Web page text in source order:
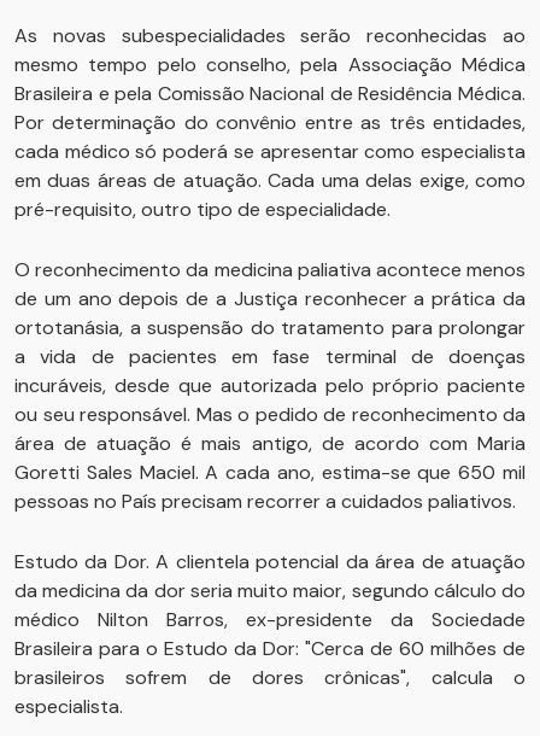
As novas subespecialidades serão reconhecidas ao
mesmo tempo pelo conselho, pela Associação Médica
Brasileira e pela Comissão Nacional de Residência Médica.
Por determinação do convênio entre as três entidades,
cada médico só poderá se apresentar como especialista
em duas áreas de atuação. Cada uma delas exige, como
pré-requisito, outro tipo de especialidade.
O reconhecimento da medicina paliativa acontece menos
de um ano depois de a Justiça reconhecer a prática da
ortotanásia, a suspensão do tratamento para prolongar
a vida de pacientes em fase terminal de doenças
incuráveis, desde que autorizada pelo próprio paciente
ou seu responsável. Mas o pedido de reconhecimento da
área de atuação é mais antigo, de acordo com Maria
Goretti Sales Maciel. A cada ano, estima-se que 650 mil
pessoas no País precisam recorrer a cuidados paliativos.
Estudo da Dor. A clientela potencial da área de atuação
da medicina da dor seria muito maior, segundo cálculo do
médico Nilton Barros, ex-presidente da Sociedade
Brasileira para o Estudo da Dor: "Cerca de 60 milhões de
brasileiros sofrem de dores crônicas", calcula o
especialista.